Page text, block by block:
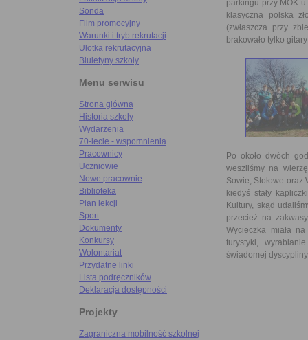
Sonda
Film promocyjny
Warunki i tryb rekrutacji
Ulotka rekrutacyjna
Biuletyny szkoły
Menu serwisu
Strona główna
Historia szkoły
Wydarzenia
70-lecie - wspomnienia
Pracownicy
Uczniowie
Nowe pracownie
Biblioteka
Plan lekcji
Sport
Dokumenty
Konkursy
Wolontariat
Przydatne linki
Lista podręczników
Deklaracja dostępności
Projekty
Zagraniczna mobilność szkolnej
parkingu przy MOK-
klasyczna polska
(zwłaszcza przy
brakowało tylko
Po około dwóch
weszliśmy na
Sowie, Stołowe oraz
kiedyś stały
Kultury, skąd
przecież na
Wycieczka miała
turystyki,
świadomej